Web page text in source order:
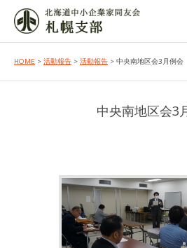
HOME > 活動報告 > 活動報告 > 中央南地区会3月例会
中央南地区会3